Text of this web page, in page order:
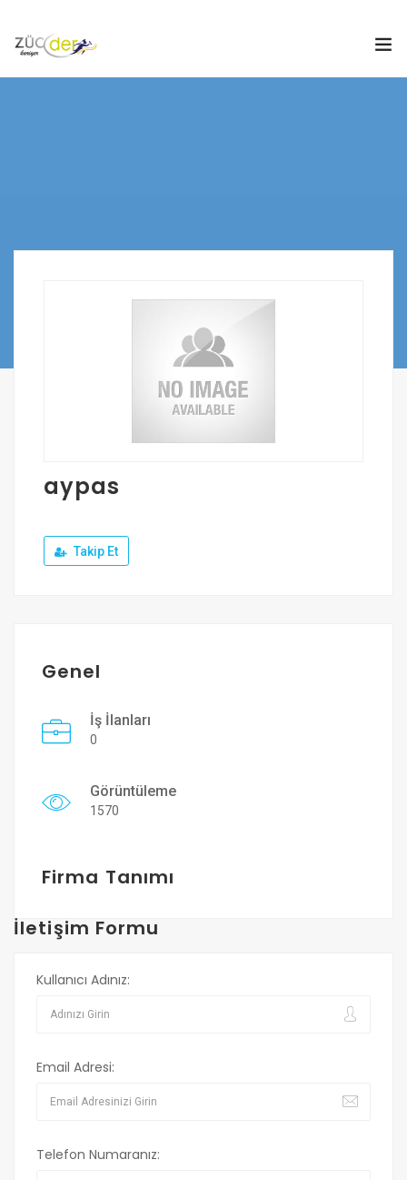
Giriş Yap
aypas
Takip Et
Genel
İş İlanları
0
Görüntüleme
1570
Firma Tanımı
İletişim Formu
Kullanıcı Adınız:
Email Adresi:
Telefon Numaranız: